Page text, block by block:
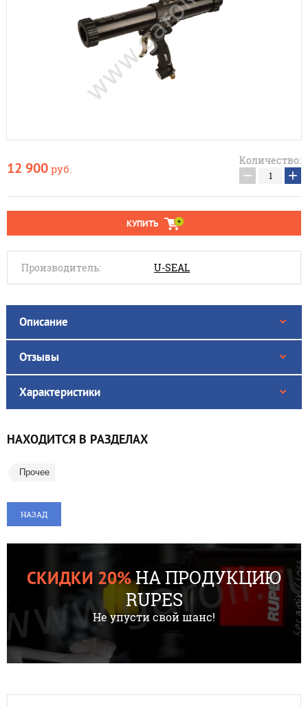
12 900 руб.
Количество:
− +
КУПИТЬ
Производитель: U-SEAL
Описание
Отзывы
Характеристики
НАХОДИТСЯ В РАЗДЕЛАХ
Прочее
НАЗАД
СКИДКИ 20%НА ПРОДУКЦИЮ
RUPES
Не упусти свой шанс!